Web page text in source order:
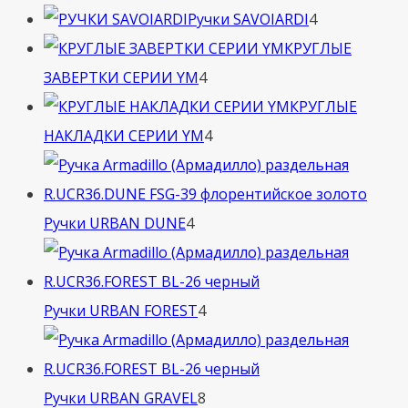
товара
Ручки SAVOIARDI44
товара
КРУГЛЫЕ
ЗАВЕРТКИ СЕРИИ YM44
товара
КРУГЛЫЕ
НАКЛАДКИ СЕРИИ YM44
товара
Ручки URBAN DUNE44
товара
Ручки URBAN FOREST44
товара
Ручки URBAN GRAVEL8